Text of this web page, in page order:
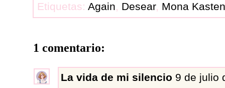
Etiquetas: Again, Desear, Mona Kasten
1 comentario:
La vida de mi silencio 9 de julio